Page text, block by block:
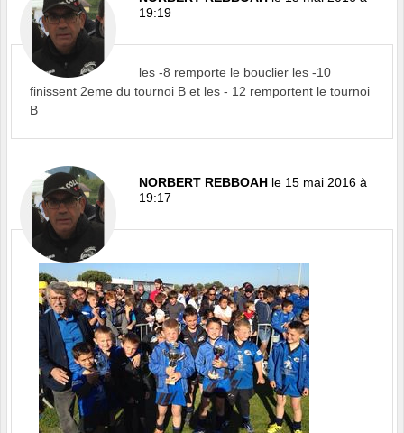
19:19
les -8 remporte le bouclier les -10
finissent 2eme du tournoi B et les - 12 remportent le tournoi
B
NORBERT REBBOAH le 15 mai 2016 à
19:17